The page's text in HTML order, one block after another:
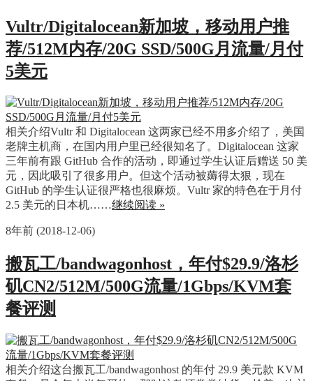
Vultr/Digitalocean新加坡，移动用户推
荐/512M内存/20G SSD/500G月流量/月付
5美元
相关介绍Vultr 和 Digitalocean 这两家已经不用多介绍了，美国
老牌主机商，在国内用户里已经很知名了。Digitalocean 这家
三年前有跟 GitHub 合作的活动，即通过学生认证后赠送 50 美
元，因此吸引了很多用户。但这个活动被薅得太狠，现在
GitHub 的学生认证很严格也很麻烦。Vultr 家的特色在于月付
2.5 美元的日本机……继续阅读 »
8年前 (2018-12-06)
搬瓦工/bandwagonhost，年付$29.9/洛杉
矶CN2/512M/500G流量/1Gbps/KVM套
餐评测
相关介绍这台搬瓦工/bandwagonhost 的年付 29.9 美元款 KVM